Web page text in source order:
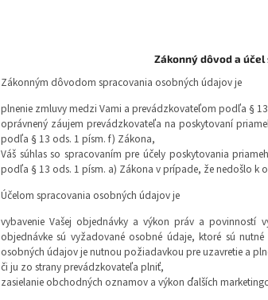
Zákonný dôvod a
Zákonným dôvodom spracovania osobných údajov je
plnenie zmluvy medzi Vami a prevádzkovateľom podľa §
oprávnený záujem prevádzkovateľa na poskytovaní
podľa § 13 ods. 1 písm. f) Zákona,
Váš súhlas so spracovaním pre účely poskytovania
podľa § 13 ods. 1 písm. a) Zákona v prípade, že nedošlo k
Účelom spracovania osobných údajov je
vybavenie Vašej objednávky a výkon práv a
objednávke sú vyžadované osobné údaje, ktoré sú
osobných údajov je nutnou požiadavkou pre uzavretie a
či ju zo strany prevádzkovateľa plniť,
zasielanie obchodných oznamov a výkon ďalších